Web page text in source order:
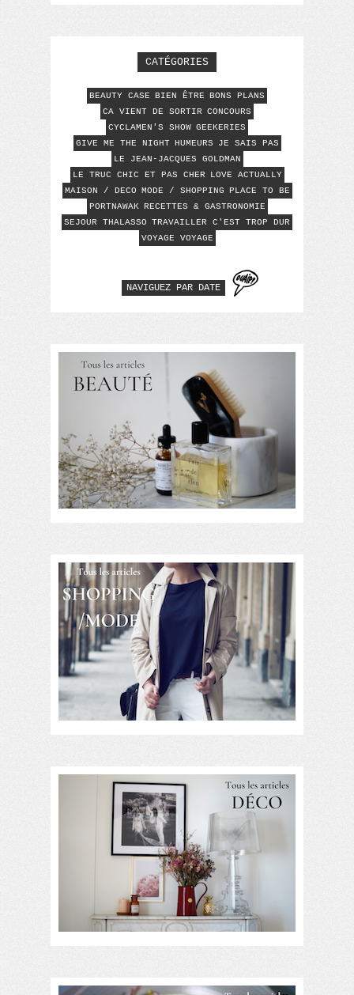
CATÉGORIES
BEAUTY CASE BIEN ÊTRE BONS PLANS
CA VIENT DE SORTIR CONCOURS
CYCLAMEN'S SHOW GEEKERIES
GIVE ME THE NIGHT HUMEURS
JE SAIS PAS
LE JEAN-JACQUES GOLDMAN
LE TRUC CHIC ET PAS CHER
LOVE ACTUALLY
MAISON / DECO MODE / SHOPPING PLACE TO BE
PORTNAWAK RECETTES & GASTRONOMIE
SEJOUR THALASSO TRAVAILLER C'EST TROP DUR
VOYAGE VOYAGE
NAVIGUEZ PAR DATE